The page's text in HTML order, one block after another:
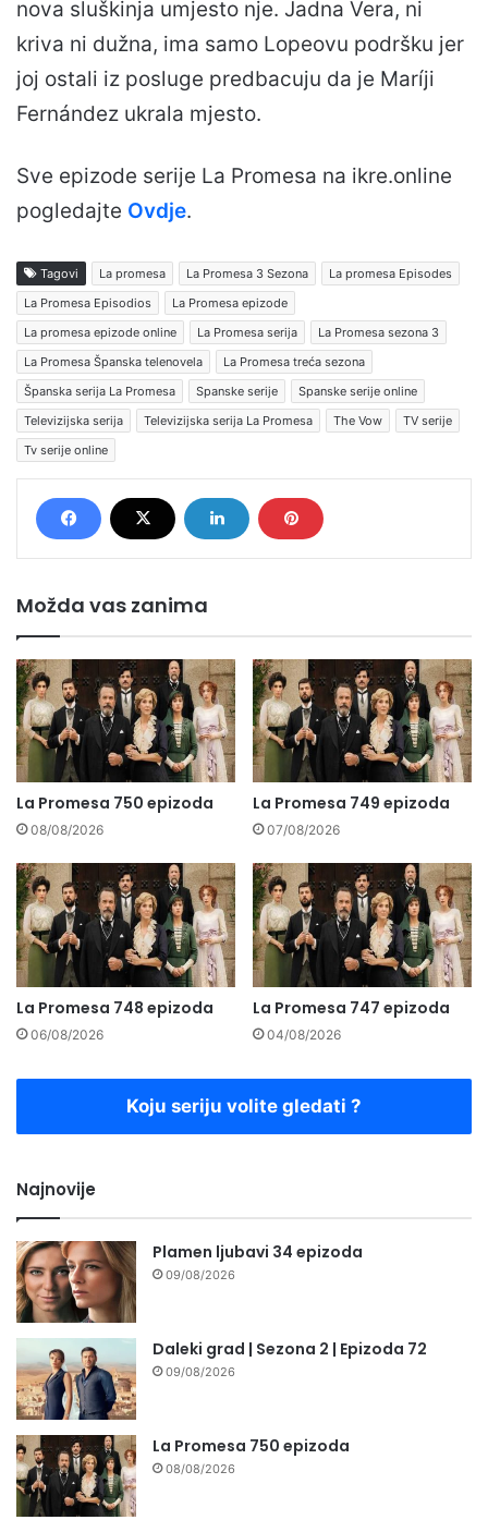
nova sluškinja umjesto nje. Jadna Vera, ni
kriva ni dužna, ima samo Lopeovu podršku jer
joj ostali iz posluge predbacuju da je Maríji
Fernández ukrala mjesto.
Sve epizode serije La Promesa na ikre.online
pogledajte Ovdje.
Tagovi La promesa La Promesa 3 Sezona
La promesa Episodes
La Promesa Episodios
La Promesa epizode
La promesa epizode online
La Promesa serija
La Promesa sezona 3
La Promesa Španska telenovela
La Promesa treća sezona
Španska serija La Promesa
Spanske serije
Spanske serije online
Televizijska serija
Televizijska serija La Promesa The Vow
TV serije
Tv serije online
Možda vas zanima
La Promesa 750 epizoda
08/08/2026
La Promesa 749 epizoda
07/08/2026
La Promesa 748 epizoda
06/08/2026
La Promesa 747 epizoda
04/08/2026
Koju seriju volite gledati ?
Najnovije
Plamen ljubavi 34 epizoda
09/08/2026
Daleki grad | Sezona 2 | Epizoda 72
09/08/2026
La Promesa 750 epizoda
08/08/2026